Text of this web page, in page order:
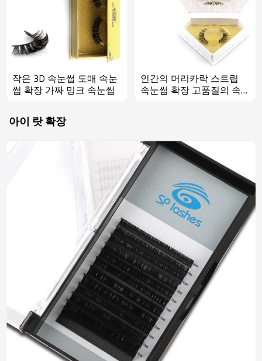
작은 3D 속눈썹 도매 속눈
썹 확장 가짜 밍크 속눈썹
인간의 머리카락 스트립
속눈썹 확장 고품질의 속
아이 랏 확장